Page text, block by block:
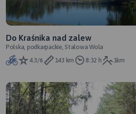
Do Kraśnika nad zalew
Polska, podkarpackie, Stalowa Wola
4.3/6
143 km 8:32 h 1km